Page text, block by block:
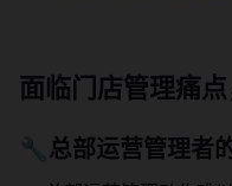
面临门店管理痛
🔧总部运营管理者